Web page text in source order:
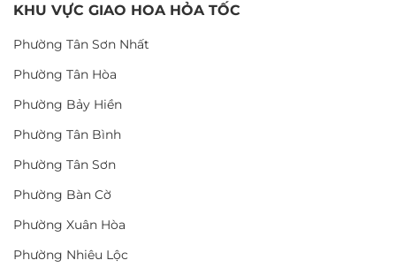
KHU VỰC GIAO HOA HỎA TỐC
Phường Tân Sơn Nhất
Phường Tân Hòa
Phường Bảy Hiền
Phường Tân Bình
Phường Tân Sơn
Phường Bàn Cờ
Phường Xuân Hòa
Phường Nhiêu Lộc